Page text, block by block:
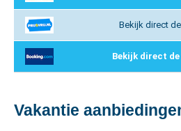
Bekijk direct
Bekijk direct
Vakantie